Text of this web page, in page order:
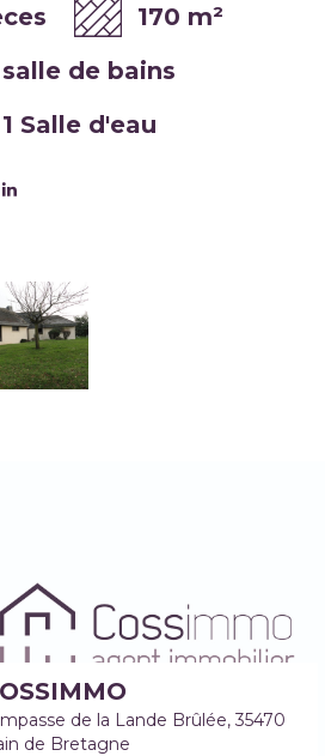
170 m²
salle de bains
1 Salle d'eau
de la Lande Brûlée, 35470
de Bretagne